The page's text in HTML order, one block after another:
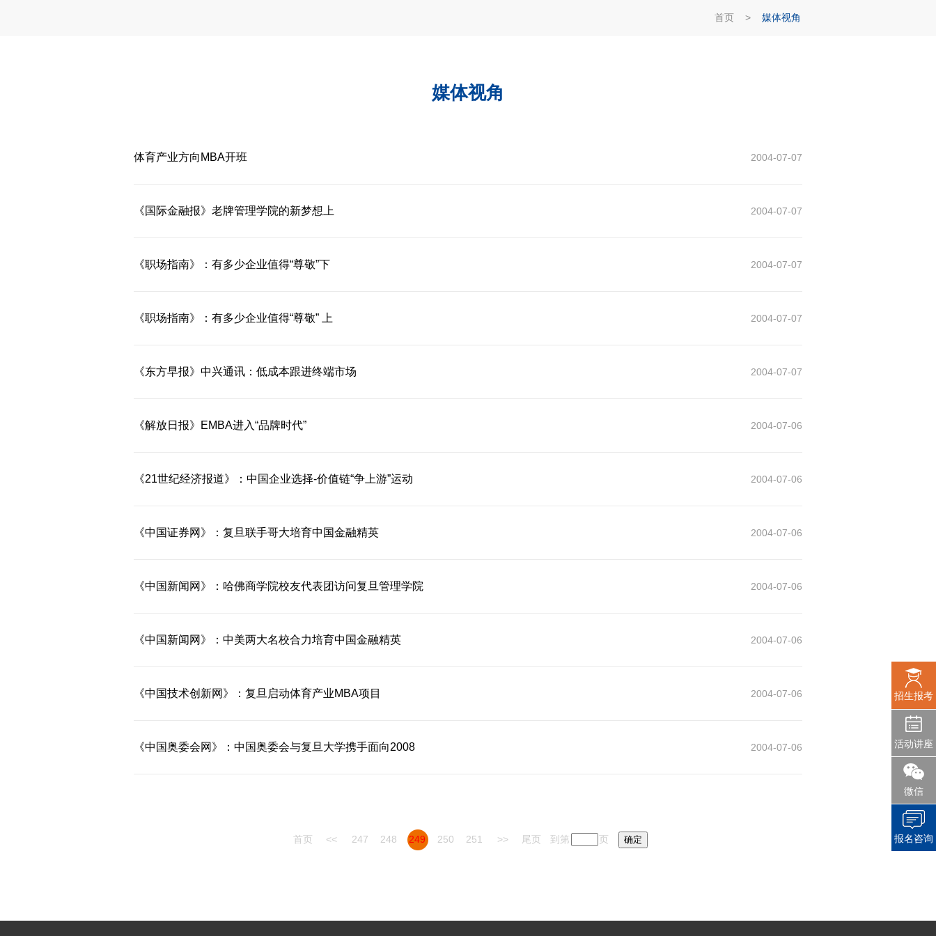
首页 > 媒体视角
媒体视角
体育产业方向MBA开班 2004-07-07
《国际金融报》老牌管理学院的新梦想上 2004-07-07
《职场指南》：有多少企业值得“尊敬”下 2004-07-07
《职场指南》：有多少企业值得“尊敬” 上 2004-07-07
《东方早报》中兴通讯：低成本跟进终端市场 2004-07-07
《解放日报》EMBA进入“品牌时代” 2004-07-06
《21世纪经济报道》：中国企业选择-价值链“争上游”运动 2004-07-06
《中国证券网》：复旦联手哥大培育中国金融精英 2004-07-06
《中国新闻网》：哈佛商学院校友代表团访问复旦管理学院 2004-07-06
《中国新闻网》：中美两大名校合力培育中国金融精英 2004-07-06
《中国技术创新网》：复旦启动体育产业MBA项目 2004-07-06
《中国奥委会网》：中国奥委会与复旦大学携手面向2008 2004-07-06
首页 << 247 248 249 250 251 >> 尾页 到第 页 确定
招生报考
活动讲座
微信
报名咨询